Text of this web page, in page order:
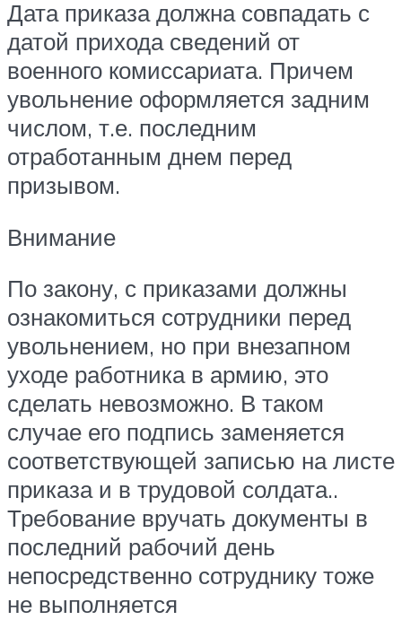
Дата приказа должна совпадать с
датой прихода сведений от
военного комиссариата. Причем
увольнение оформляется задним
числом, т.е. последним
отработанным днем перед
призывом.
Внимание
По закону, с приказами должны
ознакомиться сотрудники перед
увольнением, но при внезапном
уходе работника в армию, это
сделать невозможно. В таком
случае его подпись заменяется
соответствующей записью на листе
приказа и в трудовой солдата..
Требование вручать документы в
последний рабочий день
непосредственно сотруднику тоже
не выполняется